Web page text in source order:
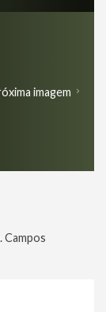
imagem
Campos